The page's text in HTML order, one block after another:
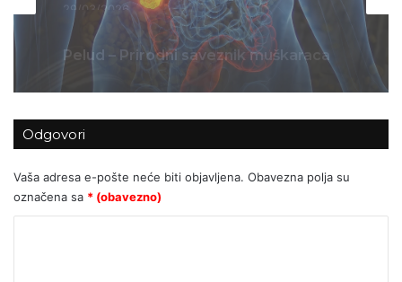
21/03/2026
ŠTO SE STVARNO DOGODILO
NAKON 2021.?
Odgovori
Vaša adresa e-pošte neće biti objavljena. Obavezna polja su
označena sa * (obavezno)